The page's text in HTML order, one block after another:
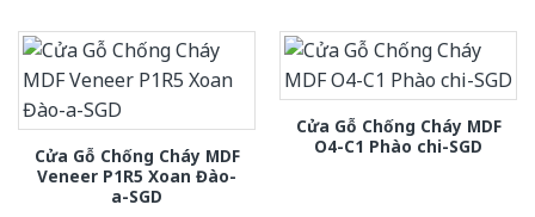
Cửa Gỗ Chống Cháy MDF
Veneer P1R5 Xoan Đào-
a-SGD
Cửa Gỗ Chống Cháy MDF
O4-C1 Phào chi-SGD